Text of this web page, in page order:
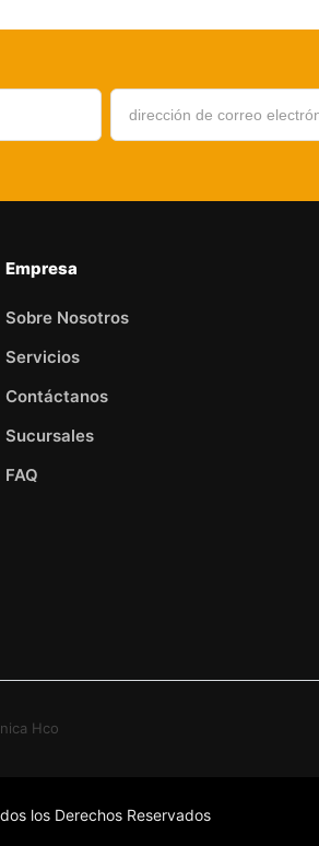
Empresa
Sobre Nosotros
Servicios
Contáctanos
Sucursales
FAQ
los Derechos Reservados